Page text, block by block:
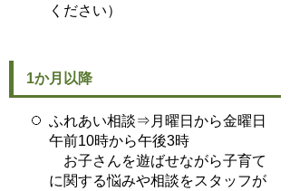
ください）
1か月以降
ふれあい相談⇒月曜日から金曜日
午前10時から午後3時
お子さんを遊ばせながら子育て
に関する悩みや相談をスタッフが